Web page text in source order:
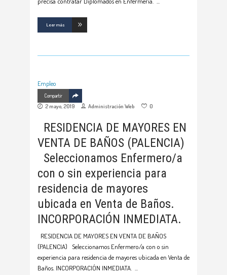
Leer más
Empleo
Compartir
2 mayo, 2019 Administración Web 0
RESIDENCIA DE MAYORES EN
VENTA DE BAÑOS (PALENCIA)
Seleccionamos Enfermero/a
con o sin experiencia para
residencia de mayores
ubicada en Venta de Baños.
INCORPORACIÓN INMEDIATA.
RESIDENCIA DE MAYORES EN VENTA DE BAÑOS
(PALENCIA) Seleccionamos Enfermero/a con o sin
experiencia para residencia de mayores ubicada en Venta de
Baños. INCORPORACIÓN INMEDIATA.